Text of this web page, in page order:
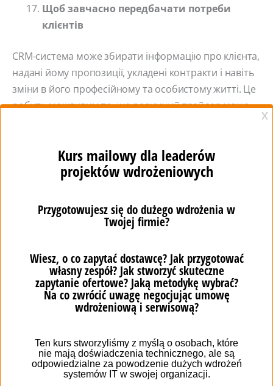
Щоб завчасно передбачати потреби
клієнтів
CRM-система може збирати інформацію про клієнта,
надані йому пропозиції, укладені контракти і навіть
зміни в його професійному та особистому житті. Це
робить можливим те, що розумний трейдер може
обмежуватиметься лише запитами, надісланими
клієнту, а дозволить трейдерам точно прогнозувати
клієнтам.
канал зв’язку
Дані в CRM-системі можуть містити не тільки
інформацію про історію взаємовідносин із
спілкування з конкретним замовником. Чи знаєш ти,
яке спілкування надає перевагу кожному клієнту?
Адже одні віддають перевагу телефонним дзвінкам,